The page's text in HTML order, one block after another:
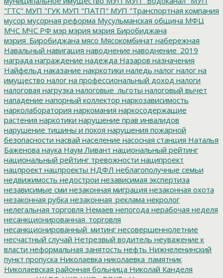
"ГТС" МУП "ГУК МУП "ПАТП" МУП "Транспортная компания
мусор мусорная реформа Мусульманская община МФЦ
МЧС МЧС РФ мэр мэрия мэрия Биробиджана
мэрия_Биробиджана мясо Мясокомбинат набережная
Навальный навигация наводнение наводнение_2019
награда награждение надежда Назаров назначения
Найфельд наказание накркотики наледь налог налог на
имущество налог на профессиональный доход налоги
налоговая нагрузка налоговые_льготы налоговый вычет
нападение напорный коллектор наркозависимость
нарколаборатория наркомания наркосодержащие
растения наркотики нарушение прав инвалидов
нарушение тишины и покоя нарушения пожарной
безопасности насвай население насосная станция Наталья
Баженова наука Наум Ливант национальный рейтинг
национальный рейтинг тревожности наципроект
нацпроект нацпроекты НДФЛ неблагополучные семьи
недвижимость недострои независимая экспертиза
независимые сми незаконная миграция незаконная охота
незаконная рубка незаконная_реклама некролог
нелегальная торговля Немаев непогода нерабочая неделя
несанкционированная_торговля
несанкционированный_митинг несовершеннолетние
несчастный случай Нетрезвый водитель неуважение к
власти неформальная занятость нефть Нижнеленинский
пункт пропуска Николаевка николаевка_памятник
Николаевская районная больница Николай Канделя